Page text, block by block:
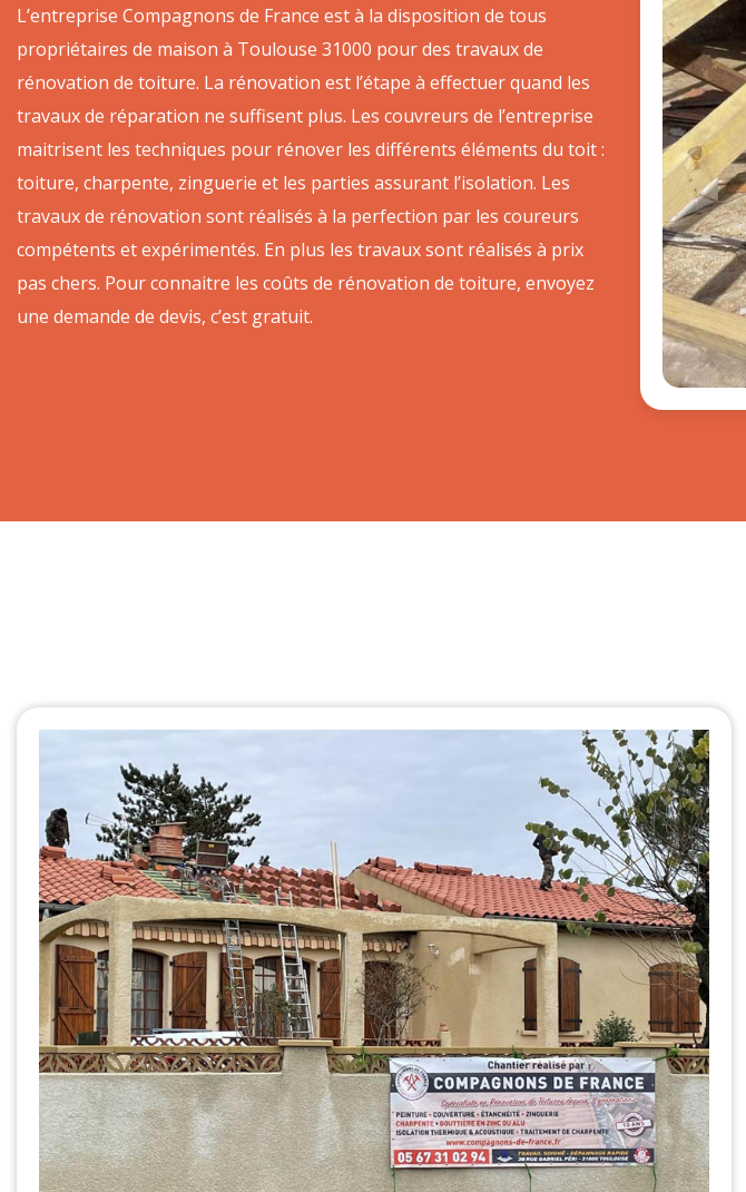
L’entreprise Compagnons de France est à la disposition de tous
propriétaires de maison à Toulouse 31000 pour des travaux de
rénovation de toiture. La rénovation est l’étape à effectuer quand les
travaux de réparation ne suffisent plus. Les couvreurs de l’entreprise
maitrisent les techniques pour rénover les différents éléments du toit :
toiture, charpente, zinguerie et les parties assurant l’isolation. Les
travaux de rénovation sont réalisés à la perfection par les coureurs
compétents et expérimentés. En plus les travaux sont réalisés à prix
pas chers. Pour connaitre les coûts de rénovation de toiture, envoyez
une demande de devis, c’est gratuit.